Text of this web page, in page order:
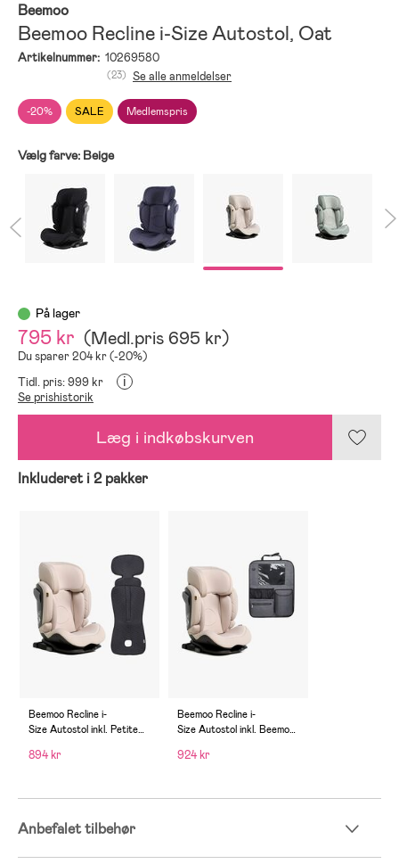
Beemoo
Beemoo Recline i-Size Autostol, Oat
Artikelnummer: 10269580
-20% SALE Medlemspris
(23) Se alle anmeldelser
Vælg farve: Beige
På lager
795 kr (Medl.pris695 kr)
Du sparer 204 kr (-20%)
Tidl. pris: 999 kr
i
Se prishistorik
Læg i indkøbskurven
Inkluderet i 2 pakker
Beemoo Recline i-
Size Autostol inkl. Petite
Oat/Antracit
894 kr
Beemoo Recline i-
Size Autostol inkl. Beemoo
Opbevaring, Oat
924 kr
Anbefalet tilbehør